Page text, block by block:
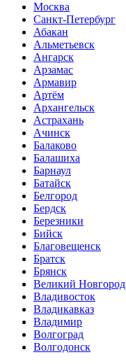
Москва
Санкт-Петербург
Абакан
Альметьевск
Ангарск
Арзамас
Армавир
Артём
Архангельск
Астрахань
Ачинск
Балаково
Балашиха
Барнаул
Батайск
Белгород
Бердск
Березники
Бийск
Благовещенск
Братск
Брянск
Великий Новгород
Владивосток
Владикавказ
Владимир
Волгоград
Волгодонск